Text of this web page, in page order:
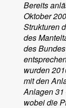
Bereits
Oktober
Strukturen
des
des
wurden
mit den
Anlagen
wobei die